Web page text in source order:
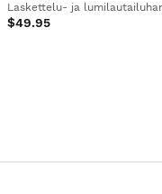
Laskettelu- ja
$49.95